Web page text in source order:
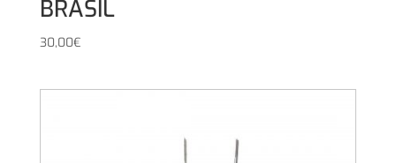
BRASIL
30,00€